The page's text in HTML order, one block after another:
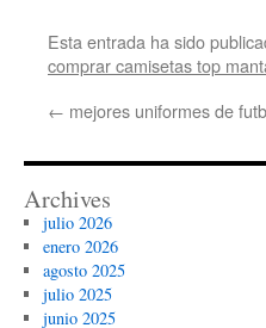
Esta entrada ha sido
comprar camisetas top
← mejores uniformes de
Archives
julio 2026
enero 2026
agosto 2025
julio 2025
junio 2025